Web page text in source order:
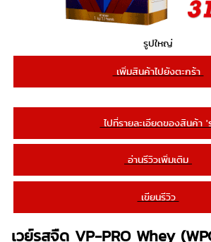
รูปใหญ่
เพิ่มสินค้าไปยังตะกร้า
ไปที่รายละเอียดของสินค้า
อ่านรีวิวเพิ่มเติม
เขียนรีวิว
เวย์รสจืด VP-PRO Whey